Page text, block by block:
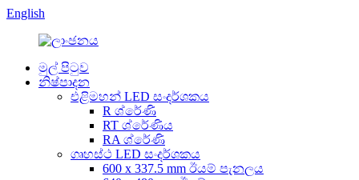
English
මුල් පිටුව
නිෂ්පාදන
එළිමහන් LED සංදර්ශකය
R ශ්රේණි
RT ශ්රේණිය
RA ශ්රේණි
ගෘහස්ථ LED සංදර්ශකය
600 x 337.5 mm ඊයම් පැනලය